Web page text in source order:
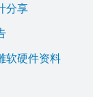
分享
软硬件资料